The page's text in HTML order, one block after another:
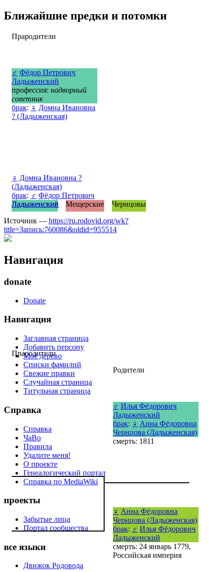
Ближайшие предки и потомки
Прародители
♂ Фёдор Петрович
Ладыженский
профессия: надворный
советник
брак: ♀ Домна Ивановна
? (Ладыженская)
♀ Домна Ивановна ?
(Ладыженская)
брак: ♂ Фёдор Петрович
Ладыженский
Прародители
Родители
♂ Илья Фёдорович
Ладыженский
брак: ♀ Анна Фёдоровна
Чернцова (Ладыженская)
смерть: 1811
♀ Анна Фёдоровна
Чернцова (Ладыженская)
брак: ♂ Илья Фёдорович
Ладыженский
смерть: 24 январь 1779,
Российская империя
Ладыженские Мещерские
Чернцовы
Источник — https://ru.rodovid.org/wk?
title=Запись:760086&oldid=955514
Навигация
donate
Donate
Навигация
Заглавная страница
Добавить персону
Моё дерево
Списки фамилий
Свежие правки
Случайная страница
Титульная страница
Справка
Справка
ЧаВо
Правила
Удалите меня!
О проекте
Генеалогический портал
Справка по MediaWiki
проекты
Забытые лица
Портал сообщества
все языки
Движок Родовода